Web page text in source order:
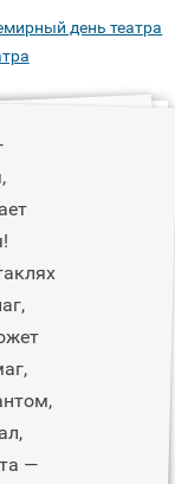
день театра
—